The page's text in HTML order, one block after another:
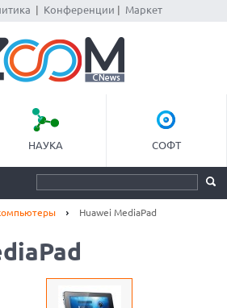
Конференции Маркет
НАУКА СОФТ
Huawei MediaPad